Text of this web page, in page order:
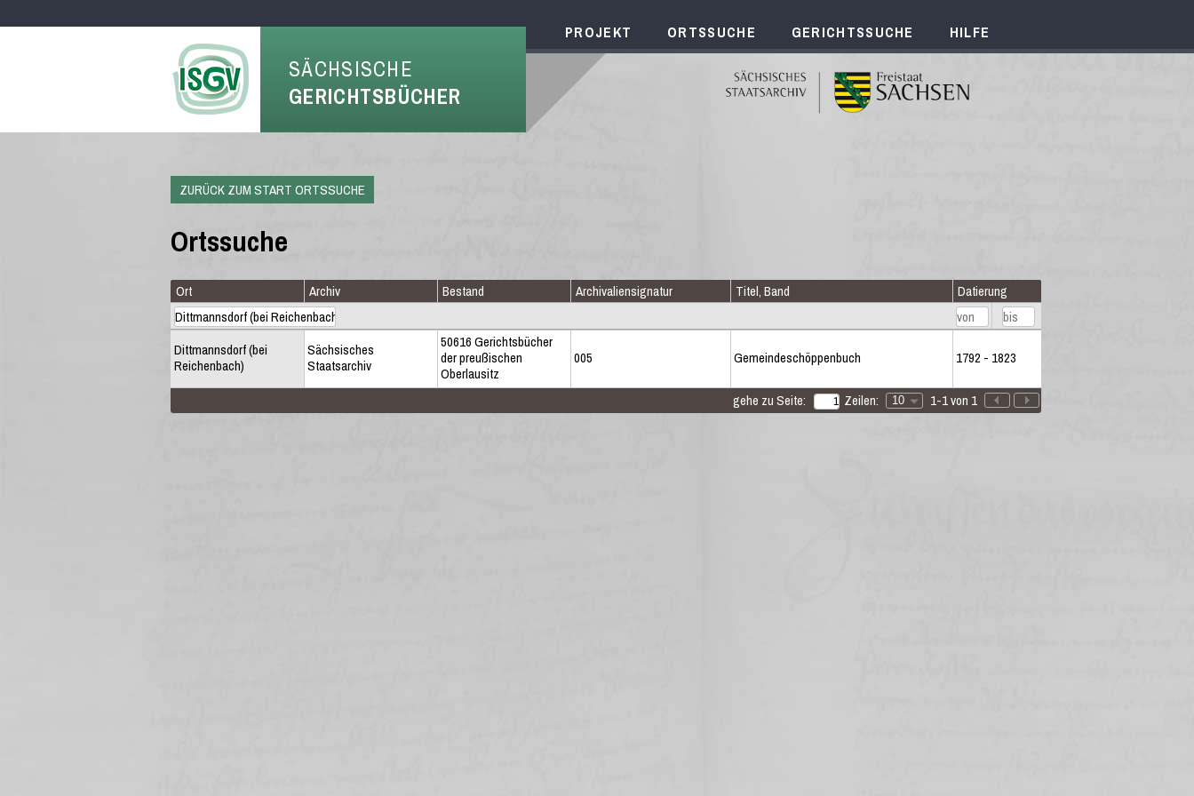
SÄCHSISCHE
GERICHTSBÜCHER
PROJEKT ORTSSUCHE GERICHTSSUCHE HILFE
ZURÜCK ZUM START ORTSSUCHE
Ortssuche
Ort Archiv Bestand Archivaliensignatur Titel, Band Datierung
Dittmannsdorf (bei
Reichenbach)
Sächsisches
Staatsarchiv
50616 Gerichtsbücher
der preußischen
Oberlausitz
005 Gemeindeschöppenbuch 1792 - 1823
1-1 von 1
10
Zeilen:
gehe zu Seite: